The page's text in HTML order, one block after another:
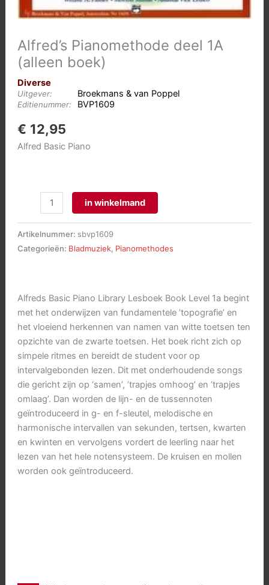
Alfred’s Pianomethode deel 1A
(alleen boek)
Diverse
Uitgever: Broekmans & van Poppel
Editienummer: BVP1609
€ 12,95
Alfred Basic Piano
Pianomethode
(alleen
in winkelmand
Artikelnummer: sbvp1609
Categorieën: Bladmuziek, Pianomethodes
Alfreds Basic Piano Library Lesboek Book Level 1a begint
met het onderwijzen van fundamentele ’topografie’ en
het vloeiend herkennen van namen van witte toetsen ten
opzichte van de zwarte toetsen. Het boek richt zich op
simpele ritmes en bereidt de student voor op
intervalgebonden lezen. Dit met onderhoudende songs
die gericht zijn op ‘samen’, ’trapjes omhoog’ en ’trapjes
omlaag’. Dan worden de lijn- en de tussennoten
geïntroduceerd in g- en f-sleutel, melodische en
harmonische intervallen van sekunden, tertsen, kwarten
en kwinten en vervolgens vordert de leerling naar het
lezen van het hele notensysteem. De kruisen en mollen
worden ook geïntroduceerd.